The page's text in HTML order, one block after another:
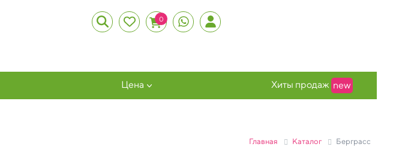
0
Цена Хиты продаж new
Главная Каталог Берграсс